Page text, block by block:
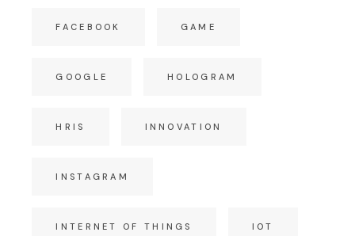
FACEBOOK GAME
GOOGLE HOLOGRAM
HRIS INNOVATION
INSTAGRAM
INTERNET OF THINGS IOT